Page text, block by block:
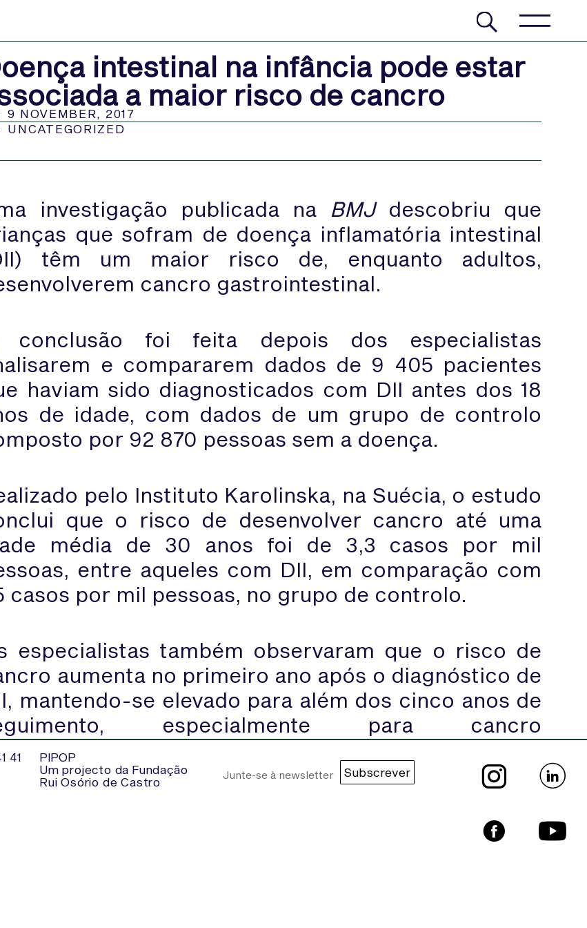
intestinal na infância pode estar
a maior risco de cancro
9 NOVEMBER, 2017
UNCATEGORIZED
investigação publicada na BMJ descobriu que
que sofram de doença inflamatória intestinal
têm um maior risco de, enquanto adultos,
cancro gastrointestinal.
conclusão foi feita depois dos especialistas
e compararem dados de 9 405 pacientes
haviam sido diagnosticados com DII antes dos 18
de idade, com dados de um grupo de controlo
por 92 870 pessoas sem a doença.
pelo Instituto Karolinska, na Suécia, o estudo
que o risco de desenvolver cancro até uma
média de 30 anos foi de 3,3 casos por mil
entre aqueles com DII, em comparação com
casos por mil pessoas, no grupo de controlo.
especialistas também observaram que o risco de
aumenta no primeiro ano após o diagnóstico de
mantendo-se elevado para além dos cinco anos de
especialmente para cancro
onde se inclui cólon, intestino delgado
ou fígado.
fatores de risco para o desenvolvimento de
41
PIPOP
Um projecto da Fundação
Rui Osório de Castro
Subscrever